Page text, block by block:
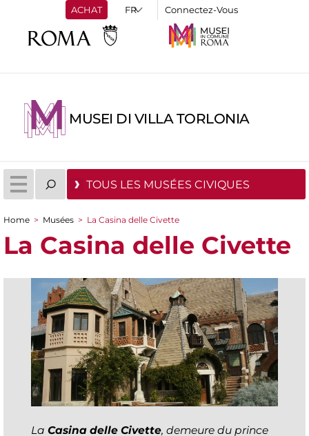
ACHAT Connectez-Vous
MUSEI DI VILLA TORLONIA
TOUS LES MUSÉES CIVIQUES
You are here
Home > Musées > La Casina delle Civette
La Casina delle Civette
La Casina delle Civette, demeure du prince